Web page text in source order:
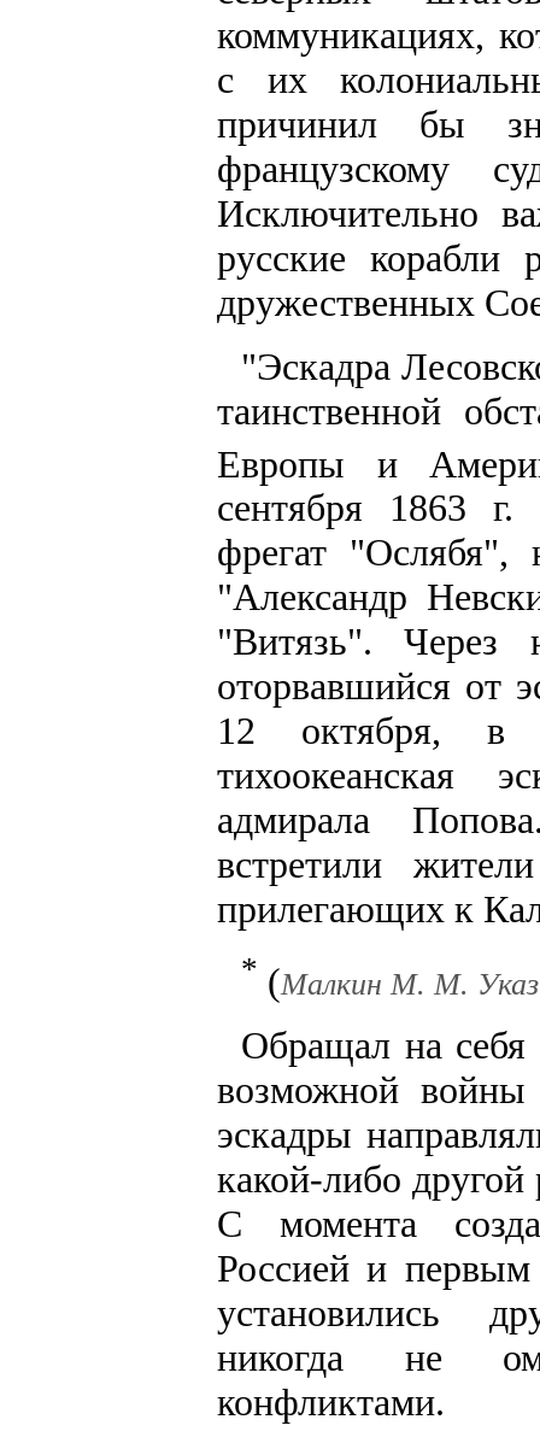
коммуникациях,
с их
причинил бы
французскому
Исключительно
русские корабли
дружественных
"Эскадра
таинственной
Европы и
сентября 1863
фрегат "Ослябя",
"Александр
"Витязь".
оторвавшийся от
12 октября, в
тихоокеанская
адмирала
встретили
прилегающих к
* (Малкин М. М.
Обращал на себя
возможной войны
эскадры
какой-либо
С момента
Россией и
установились
никогда не
конфликтами.